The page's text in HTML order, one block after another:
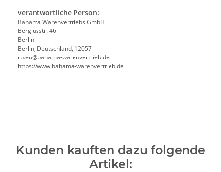
verantwortliche Person:
Bahama Warenvertriebs GmbH
Bergiusstr. 46
Berlin
Berlin, Deutschland, 12057
ed.beirtrevneraw-amahab@ue.pr
https://www.bahama-warenvertrieb.de
Kunden kauften dazu folgende
Artikel: